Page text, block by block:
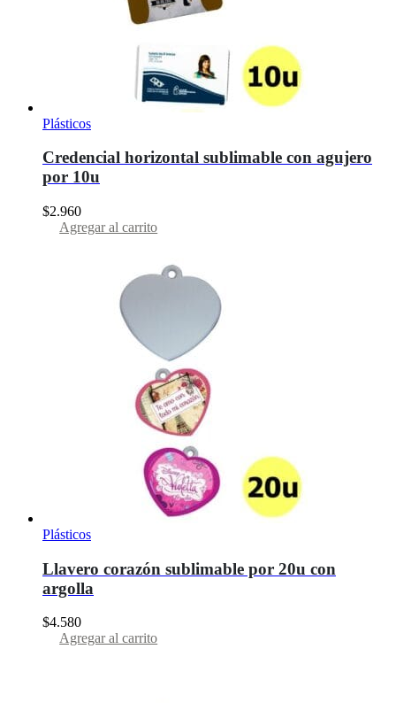
Plásticos
Credencial horizontal sublimable con agujero
por 10u
$2.960
Agregar al carrito
Plásticos
Llavero corazón sublimable por 20u con
argolla
$4.580
Agregar al carrito